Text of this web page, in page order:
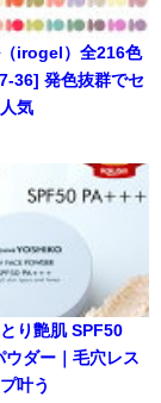
irogel）全216色
36] 発色抜群でセ
気
り艶肌 SPF50
ウダー｜毛穴レス
叶う